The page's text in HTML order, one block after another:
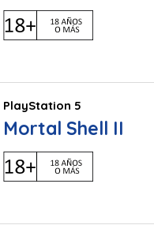
PlayStation 5
Mortal Shell II